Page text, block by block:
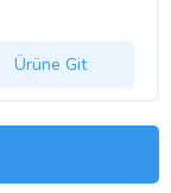
Ürüne Git